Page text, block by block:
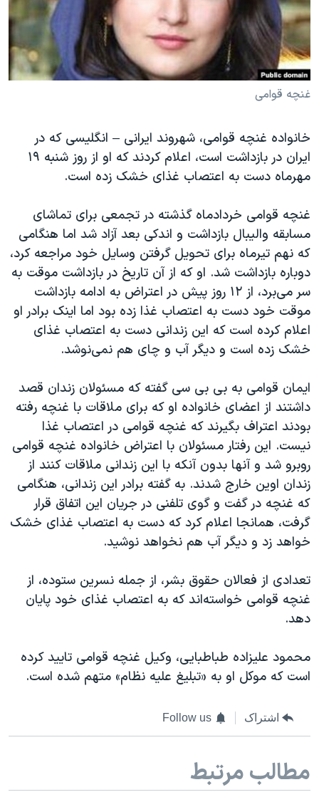
فرهنگ و زندگی
حقوق شهروندی
اقتصادی
علم و فناوری
گالری عکس
آرشیو پخش زنده
مستندها
انتخابات ریاست جمهوری آمریکا ۲۰۲۴
حمله جمهوری اسلامی به اسرائیل
رمز مهسا
اعتراضات زن، زندگی، آزادی
مجموعه مستندهای دادخواهی
دادگاه حمید نوری
چهل سال گروگان‌گیری
قانون شفافیت دارائی کادر رهبری ایران
اعتراضات مردمی آبان ۹۸
اسرائیل در جنگ
نرگس محمدی برنده جایزه نوبل صلح
صفحه‌های ویژه
سفر پرزیدنت ترامپ به چین
دنبال کنید
غنچه قوامی
خانواده غنچه قوامی، شهروند ایرانی – انگلیسی که در
ایران در بازداشت است، اعلام کردند که او از روز شنبه ۱۹
مهرماه دست به اعتصاب غذای خشک زده است.
غنچه قوامی خردادماه گذشته در تجمعی برای تماشای
مسابقه والیبال بازداشت و اندکی بعد آزاد شد اما هنگامی
که نهم تیرماه برای تحویل گرفتن وسایل خود مراجعه کرد،
دوباره بازداشت شد. او که از آن تاریخ در بازداشت موقت به
سر می‌برد، از ۱۲ روز پیش در اعتراض به ادامه بازداشت
موقت خود دست به اعتصاب غذا زده بود اما اینک برادر او
اعلام کرده است که این زندانی دست به اعتصاب غذای
خشک زده است و دیگر آب و چای هم نمی‌نوشد.
ایمان قوامی به بی بی سی گفته که مسئولان زندان قصد
داشتند از اعضای خانواده او که برای ملاقات با غنچه رفته
بودند اعتراف بگیرند که غنچه قوامی در اعتصاب غذا
نیست. این رفتار مسئولان با اعتراض خانواده غنچه قوامی
روبرو شد و آنها بدون آنکه با این زندانی ملاقات کنند از
زندان اوین خارج شدند. به گفته برادر این زندانی، هنگامی
که غنچه در گفت و گوی تلفنی در جریان این اتفاق قرار
گرفت، همانجا اعلام کرد که دست به اعتصاب غذای خشک
خواهد زد و دیگر آب هم نخواهد نوشید.
تعدادی از فعالان حقوق بشر، از جمله نسرین ستوده، از
غنچه قوامی خواسته‌اند که به اعتصاب غذای خود پایان
دهد.
محمود علیزاده طباطبایی، وکیل غنچه قوامی تایید کرده
است که موکل او به «تبلیغ علیه نظام» متهم شده است.
اشتراک Follow us
مطالب مرتبط